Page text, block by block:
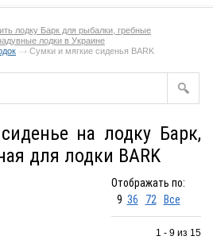
лодку Барк для рыбалки, гребные
лодки в Украине
Сумки и мягкие сиденья BARK
на лодку Барк,
для лодки BARK
Отображать по:
9 36 72 Все
1 - 9 из 15